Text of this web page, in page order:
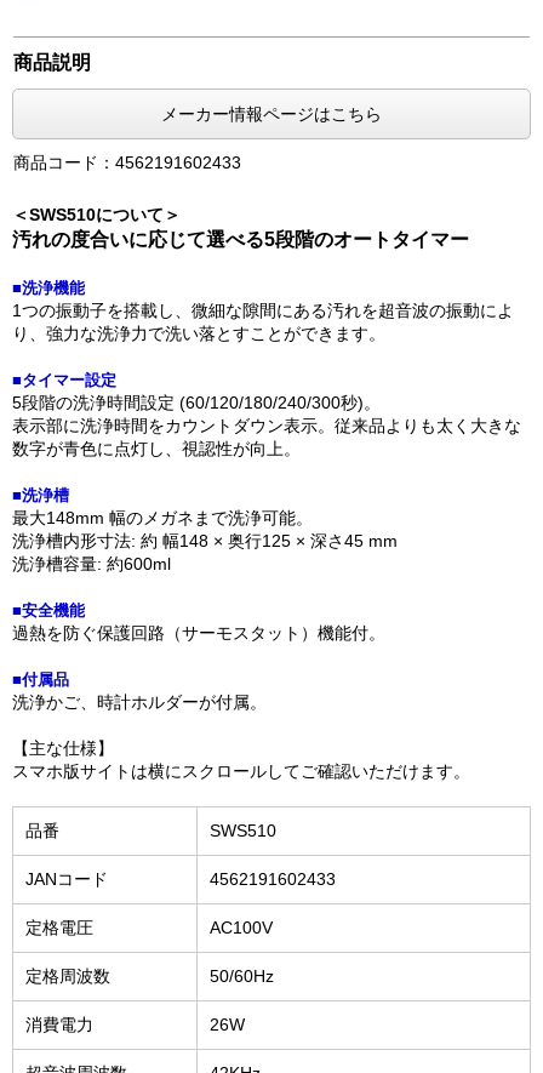
商品説明
メーカー情報ページはこちら
商品コード：4562191602433
＜SWS510について＞
汚れの度合いに応じて選べる5段階のオートタイマー
■洗浄機能
1つの振動子を搭載し、微細な隙間にある汚れを超音波の振動によ
り、強力な洗浄力で洗い落とすことができます。
■タイマー設定
5段階の洗浄時間設定 (60/120/180/240/300秒)。
表示部に洗浄時間をカウントダウン表示。従来品よりも太く大きな
数字が青色に点灯し、視認性が向上。
■洗浄槽
最大148mm 幅のメガネまで洗浄可能。
洗浄槽内形寸法: 約 幅148 × 奥行125 × 深さ45 mm
洗浄槽容量: 約600ml
■安全機能
過熱を防ぐ保護回路（サーモスタット）機能付。
■付属品
洗浄かご、時計ホルダーが付属。
【主な仕様】
スマホ版サイトは横にスクロールしてご確認いただけます。
品番 SWS510
JANコード 4562191602433
定格電圧 AC100V
定格周波数 50/60Hz
消費電力 26W